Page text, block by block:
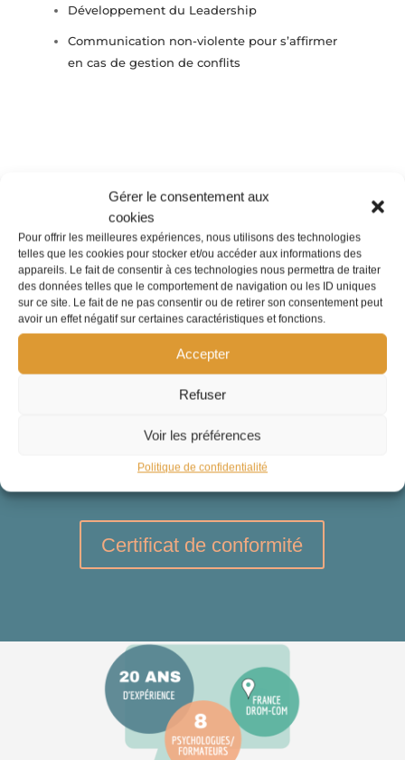
Gérer le consentement aux
cookies
Pour offrir les meilleures expériences, nous utilisons des technologies
telles que les cookies pour stocker et/ou accéder aux informations des
appareils. Le fait de consentir à ces technologies nous permettra de traiter
des données telles que le comportement de navigation ou les ID uniques
sur ce site. Le fait de ne pas consentir ou de retirer son consentement peut
avoir un effet négatif sur certaines caractéristiques et fonctions.
Accepter
Refuser
Voir les préférences
Politique de confidentialité
Développement du Leadership
Communication non-violente pour s’affirmer
en cas de gestion de conflits
La certification qualité a été délivrée au
titre de la ou les catégories d'actions
Actions de formation
Bilan de compétences
Certificat de conformité